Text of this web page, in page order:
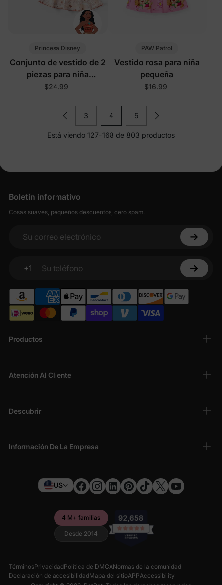
Princesa Disney
Conjunto de vestido de 2
piezas para niña
pequeña/niña Disney
$24.99
PAW Patrol
Vestido rosa para niña
pequeña
$16.99
3 4 5
Está viendo 127-168 de 803 productos
Productos
Atención Al Cliente
Descubrir
Información De La Empresa
Boletín informativo
Cosas suaves, pequeños descuentos, cero spam.
Su correo electrónico
+1
Su teléfono
US
4 M+ familias
Desde 2014
TérminosPrivacidadPolítica de DMCANormas de la comunidad
Declaración de accesibilidadMapa del sitioAPPAccessibility